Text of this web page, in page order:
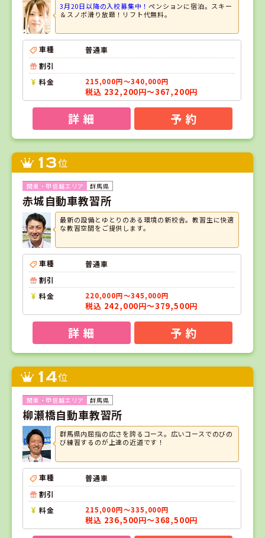
3月20日以降の入校募集中！ペンションに宿泊。スキー
＆スノボ滑り放題！リフト代無料。
車種
普通車
割引
料金
215,000円～340,000円
税込 232,200円～367,200円
詳 細 予 約
13位
群馬県
赤城自動車教習所
最新の設備とゆとりのある環境の新校舎。教習生に快適
な教習空間をご提供します。
車種
普通車
割引
料金
220,000円～345,000円
税込 242,000円～379,500円
詳 細 予 約
14位
群馬県
柳瀬橋自動車教習所
群馬県内屈指の広さを誇るコース。広いコースでのびの
び練習するのが上達の近道です！
車種
普通車
割引
料金
215,000円～335,000円
税込 236,500円～368,500円